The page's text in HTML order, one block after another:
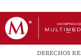
DERECHOS